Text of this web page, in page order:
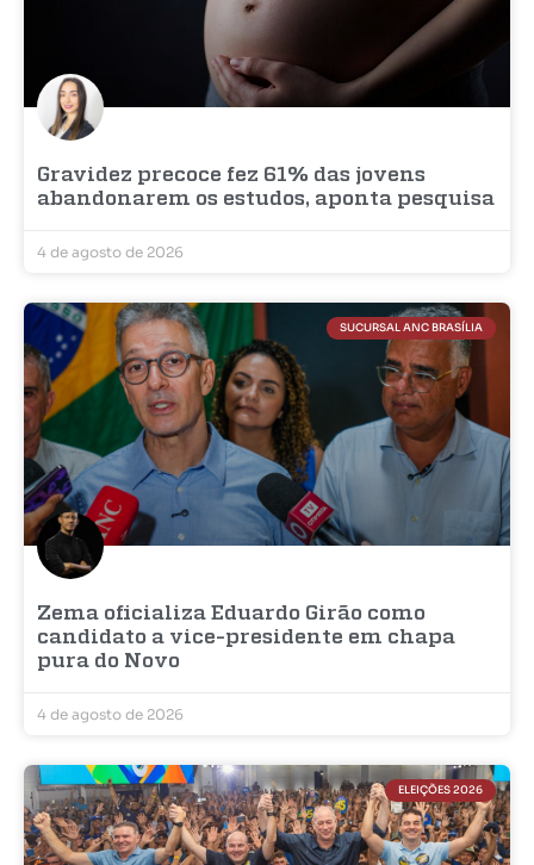
Gravidez precoce fez 61% das jovens
abandonarem os estudos, aponta pesquisa
4 de agosto de 2026
SUCURSAL ANC BRASÍLIA
Zema oficializa Eduardo Girão como
candidato a vice-presidente em chapa
pura do Novo
4 de agosto de 2026
ELEIÇÕES 2026